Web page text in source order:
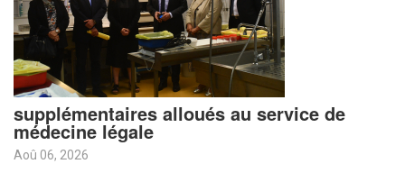
supplémentaires alloués au service de
médecine légale
Aoû 06, 2026